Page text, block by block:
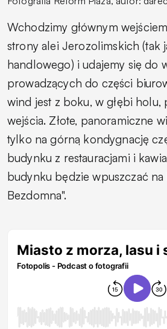
Wchodzimy głównym
strony alei Jerozolimskich (tak
handlowego) i udajemy się do
prowadzących do części
wind jest z boku, w głębi
wejścia. Złote, panoramiczne
tylko na górną kondygnację
budynku z restauracjami i
budynku będzie wpuszczać na
Bezdomna".